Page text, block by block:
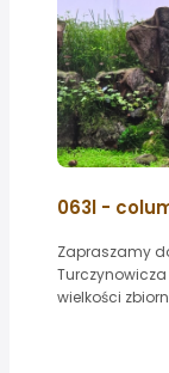
063l -
Zapraszamy
wielkości